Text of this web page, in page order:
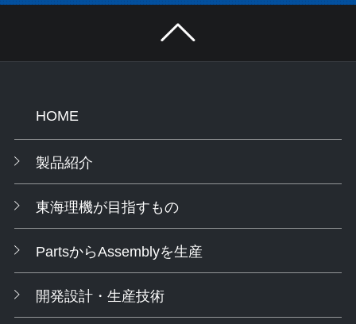
HOME
製品紹介
東海理機が目指すもの
PartsからAssemblyを生産
開発設計・生産技術